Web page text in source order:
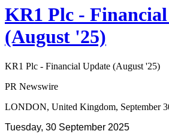
KR1 Plc -
(August '25)
KR1 Plc - Financial Update (August '25)
PR Newswire
LONDON, United Kingdom, September
Tuesday, 30 September 2025